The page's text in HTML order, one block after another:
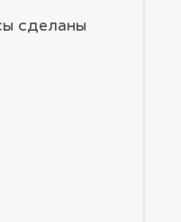
сделаны